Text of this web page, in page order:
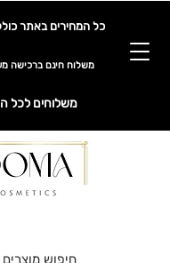
כל המחירים באתר
משלוח חינם ברכישה מעל
משלוחים לכל